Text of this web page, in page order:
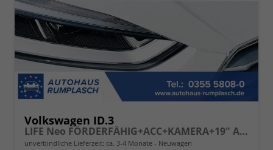
Volkswagen ID.3
LIFE Neo FÖRDERFÄHIG+ACC+KAMERA+19" ALU+APP-CONNECT+KLIMA+LED+LIGHT ASSIST
unverbindliche Lieferzeit: ca. 3-4 Monate Neuwagen